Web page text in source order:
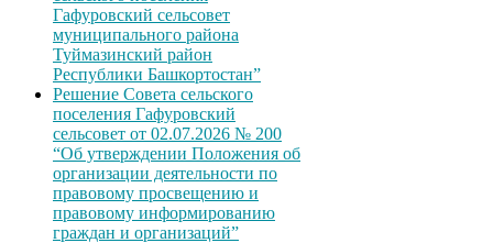
Гафуровский сельсовет
муниципального района
Туймазинский район
Республики Башкортостан”
Решение Совета сельского
поселения Гафуровский
сельсовет от 02.07.2026 № 200
“Об утверждении Положения об
организации деятельности по
правовому просвещению и
правовому информированию
граждан и организаций”